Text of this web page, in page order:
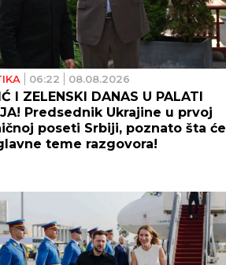
06:22 08.08.2026
I ZELENSKI DANAS U PALATI
Predsednik Ukrajine u prvoj
poseti Srbiji, poznato šta će
teme razgovora!